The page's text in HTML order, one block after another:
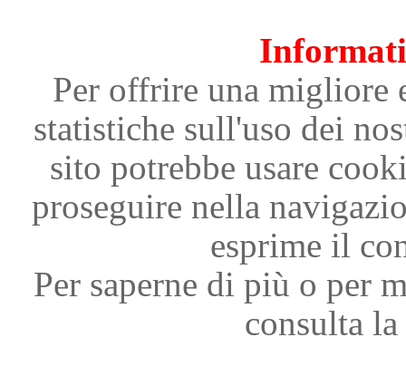
Per offrire una migliore
statistiche sull'uso dei
sito potrebbe usare
proseguire nella
esprime il
Per saperne di più o per
consulta